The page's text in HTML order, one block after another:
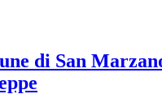
di San